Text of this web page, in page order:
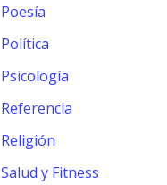
Poesía
Política
Psicología
Referencia
Religión
Salud y Fitness